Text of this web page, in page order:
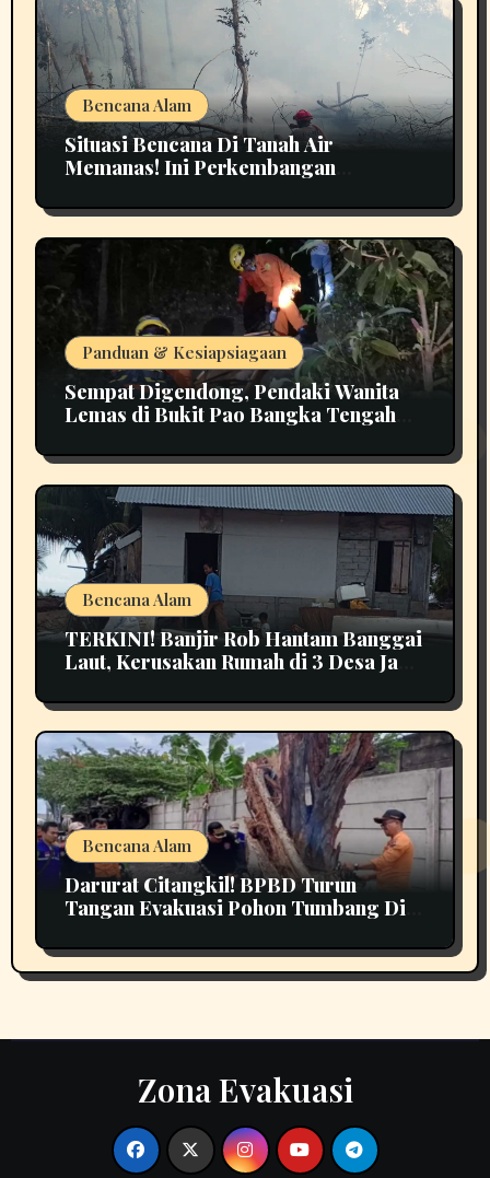
Bencana Alam
Situasi Bencana Di Tanah Air
Memanas! Ini Perkembangan
Panduan & Kesiapsiagaan
Sempat Digendong, Pendaki Wanita
Lemas di Bukit Pao Bangka Tengah
Bencana Alam
TERKINI! Banjir Rob Hantam Banggai
Laut, Kerusakan Rumah di 3 Desa Jadi
Bencana Alam
Darurat Citangkil! BPBD Turun
Tangan Evakuasi Pohon Tumbang Di
Zona Evakuasi